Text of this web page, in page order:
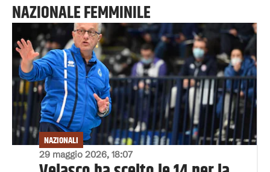
NAZIONALE FEMMINILE
29 maggio 2026, 18:07
NAZIONALI